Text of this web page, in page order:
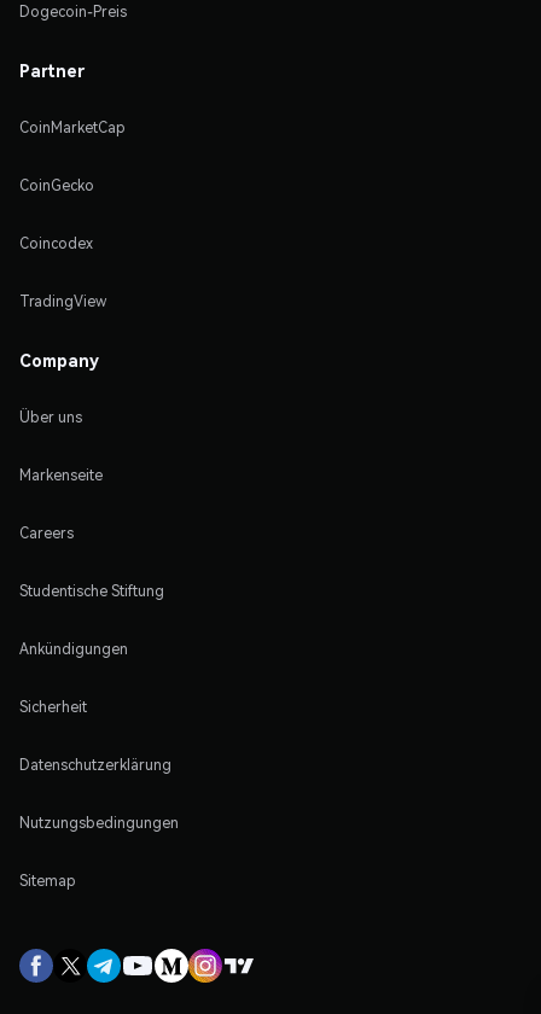
Dogecoin-Preis
Partner
CoinMarketCap
CoinGecko
Coincodex
TradingView
Company
Über uns
Markenseite
Careers
Studentische Stiftung
Ankündigungen
Sicherheit
Datenschutzerklärung
Nutzungsbedingungen
Sitemap